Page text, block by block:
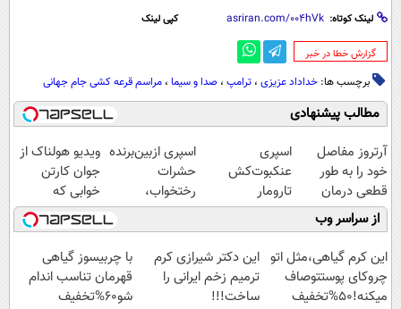
لینک کوتاه: کپی لینک
‌گزارش خطا در خبر
برچسب ها: خداداد عزیزی ، ترامپ ، صدا و سیما ، مراسم قرعه کشی جام جهانی
مطالب پیشنهادی
آرتروز مفاصل
خود را به طور
قطعی درمان
کنید!
◗پرسش‌نامه◖
اسپری
عنکبوت‌‌کش
تارومار
ازبین‌برنده انواع
عنکبوت
اسپری ازبین‌برنده
حشرات
رختخواب،
مناسب برای
مقابله با انواع
ساس
ویدیو هولناک از
جوان کارتن
خوابی که
میلیاردر شد.
آموزش رایگان
از سراسر وب
این کرم گیاهی،مثل اتو
چروکای پوستتوصاف
میکنه!50%تخفیف
این دکتر شیرازی کرم
ترمیم زخم ایرانی را
ساخت!!!
با چربیسوز گیاهی
قهرمان تناسب اندام
شو60%تخفیف